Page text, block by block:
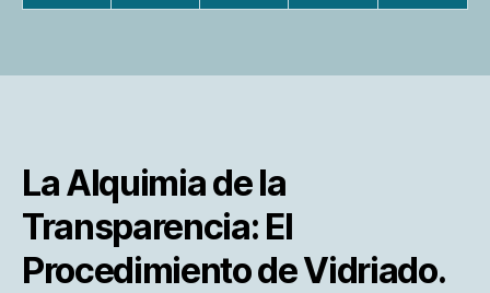
La Alquimia de la
Transparencia: El
Procedimiento de Vidriado.